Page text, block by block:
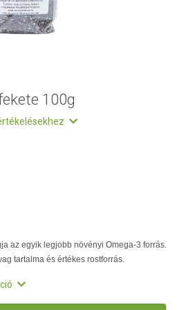
100g
az egyik legjobb növényi Omega-3 forrás.
tartalma és értékes rostforrás.